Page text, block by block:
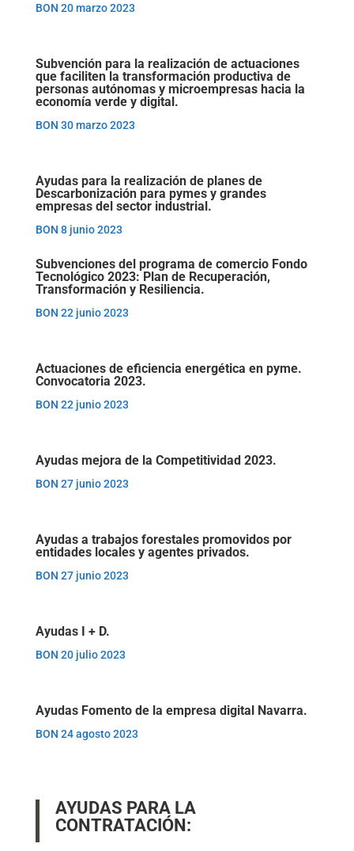
BON 20 marzo 2023
Subvención para la realización de actuaciones
que faciliten la transformación productiva de
personas autónomas y microempresas hacia la
economía verde y digital.
BON 30 marzo 2023
Ayudas para la realización de planes de
Descarbonización para pymes y grandes
empresas del sector industrial.
BON 8 junio 2023
Subvenciones del programa de comercio Fondo
Tecnológico 2023: Plan de Recuperación,
Transformación y Resiliencia.
BON 22 junio 2023
Actuaciones de eficiencia energética en pyme.
Convocatoria 2023.
BON 22 junio 2023
Ayudas mejora de la Competitividad 2023.
BON 27 junio 2023
Ayudas a trabajos forestales promovidos por
entidades locales y agentes privados.
BON 27 junio 2023
Ayudas I + D.
BON 20 julio 2023
Ayudas Fomento de la empresa digital Navarra.
BON 24 agosto 2023
AYUDAS PARA LA
CONTRATACIÓN: